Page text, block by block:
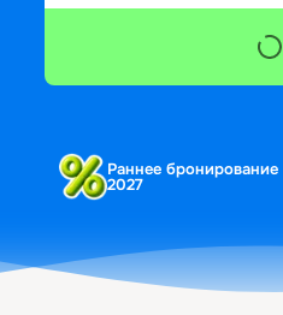
Раннее бронирование
2027